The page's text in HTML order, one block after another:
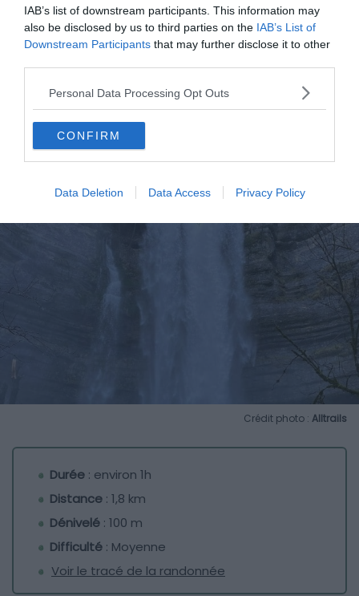
IAB’s list of downstream participants. This information may
also be disclosed by us to third parties on the IAB’s List of
Downstream Participants that may further disclose it to other
Personal Data Processing Opt Outs
CONFIRM
Data Deletion Data Access Privacy Policy
s’étend d’avril à octobre.
Maisonnettes
Crédit photo : Alltrails
Durée : environ 1h
Distance : 1,8 km
Dénivelé : 100 m
Difficulté : Moyenne
Voir le tracé de la randonnée